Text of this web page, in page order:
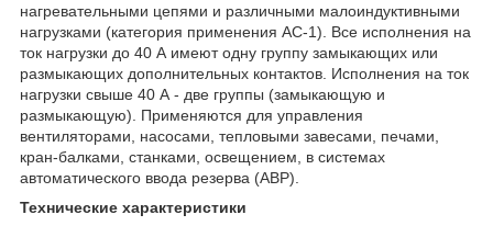
нагревательными цепями и различными малоиндуктивными
нагрузками (категория применения АС-1). Все исполнения на
ток нагрузки до 40 А имеют одну группу замыкающих или
размыкающих дополнительных контактов. Исполнения на ток
нагрузки свыше 40 А - две группы (замыкающую и
размыкающую). Применяются для управления
вентиляторами, насосами, тепловыми завесами, печами,
кран-балками, станками, освещением, в системах
автоматического ввода резерва (АВР).
Технические характеристики